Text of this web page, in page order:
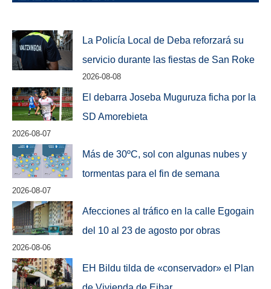
La Policía Local de Deba reforzará su
servicio durante las fiestas de San Roke
2026-08-08
El debarra Joseba Muguruza ficha por la
SD Amorebieta
2026-08-07
Más de 30ºC, sol con algunas nubes y
tormentas para el fin de semana
2026-08-07
Afecciones al tráfico en la calle Egogain
del 10 al 23 de agosto por obras
2026-08-06
EH Bildu tilda de «conservador» el Plan